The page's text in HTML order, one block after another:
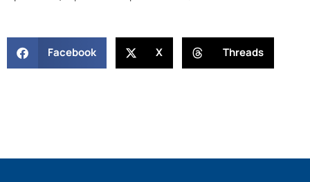
Facebook X Threads